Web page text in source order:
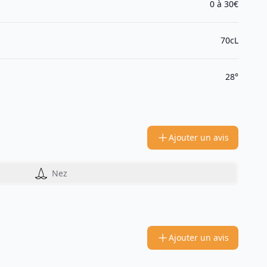
0 à 30€
70cL
28°
Ajouter un avis
Nez
Ajouter un avis